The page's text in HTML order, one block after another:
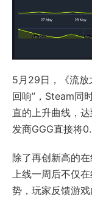
5月29日，《流放
回响”，Steam同
直的上升曲线，
发商GGG直接将
除了再创新高的
上线一周后不仅
势，玩家反馈游